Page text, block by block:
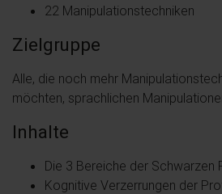
22 Manipulationstechniken
Zielgruppe
Alle, die noch mehr
möchten, sprachlichen
Inhalte
Die 3 Bereiche der Schwarzen
Kognitive Verzerrungen der